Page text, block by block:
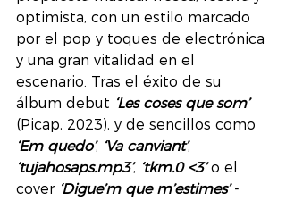
optimista, con un estilo marcado
por el pop y toques de electrónica
y una gran vitalidad en el
escenario. Tras el éxito de su
álbum debut ‘Les coses que som’
(Picap, 2023), y de sencillos como
‘Em quedo’, ‘Va canviant’,
‘tujahosaps.mp3’, ‘tkm.0 <3’ o el
cover ‘Digue’m que m’estimes’ -